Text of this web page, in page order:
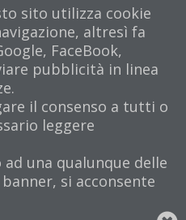
sito utilizza cookie
altresì fa
FaceBook,
pubblicità in linea
il consenso a tutti o
leggere
ad una qualunque delle
si acconsente